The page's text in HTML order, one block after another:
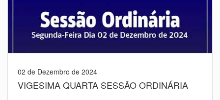
02 de Dezembro de 2024
VIGESIMA QUARTA SESSÃO ORDINÁRIA